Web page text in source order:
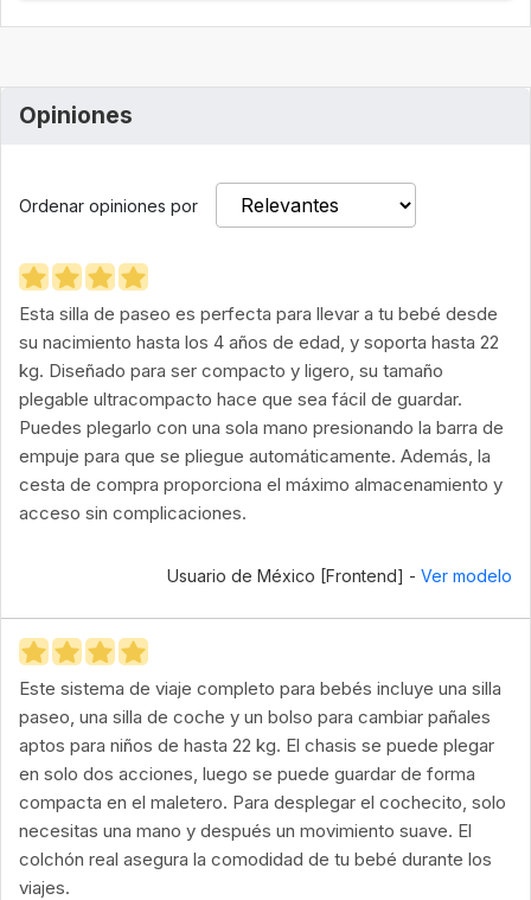
Opiniones
Ordenar opiniones por
Esta silla de paseo es perfecta para llevar a tu bebé desde
su nacimiento hasta los 4 años de edad, y soporta hasta 22
kg. Diseñado para ser compacto y ligero, su tamaño
plegable ultracompacto hace que sea fácil de guardar.
Puedes plegarlo con una sola mano presionando la barra de
empuje para que se pliegue automáticamente. Además, la
cesta de compra proporciona el máximo almacenamiento y
acceso sin complicaciones.
Usuario de México [Frontend] - Ver modelo
Este sistema de viaje completo para bebés incluye una silla
paseo, una silla de coche y un bolso para cambiar pañales
aptos para niños de hasta 22 kg. El chasis se puede plegar
en solo dos acciones, luego se puede guardar de forma
compacta en el maletero. Para desplegar el cochecito, solo
necesitas una mano y después un movimiento suave. El
colchón real asegura la comodidad de tu bebé durante los
viajes.